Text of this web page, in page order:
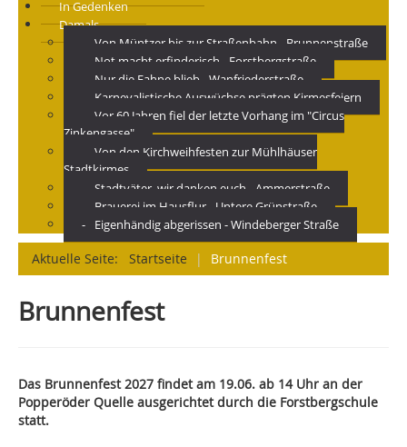
In Gedenken
Damals
Von Müntzer bis zur Straßenbahn - Brunnenstraße
Not macht erfinderisch - Forstbergstraße
Nur die Fahne blieb - Wanfriederstraße
Karnevalistische Auswüchse prägten Kirmesfeiern
Vor 60 Jahren fiel der letzte Vorhang im "Circus
Zinkengasse"
Von den Kirchweihfesten zur Mühlhäuser
Stadtkirmes
Stadtväter, wir danken euch - Ammerstraße
Brauerei im Hausflur - Untere Grünstraße
Eigenhändig abgerissen - Windeberger Straße
Aktuelle Seite: Startseite | Brunnenfest
Brunnenfest
Das Brunnenfest 2027 findet am 19.06. ab 14 Uhr an der
Popperöder Quelle ausgerichtet durch die Forstbergschule
statt.